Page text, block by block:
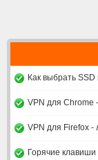
Как выбрать SSD
VPN для Chrome
VPN для Firefox
Горячие